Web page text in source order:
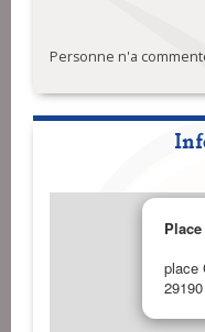
Personne n'a
place